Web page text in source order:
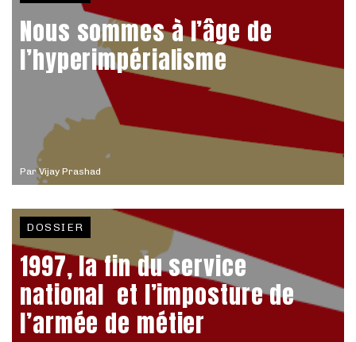
ParVijay Prashad
Nous sommes à l’âge de
l’hyperimpérialisme
DOSSIER
1997, la fin du service
national et l’imposture de
l’armée de métier